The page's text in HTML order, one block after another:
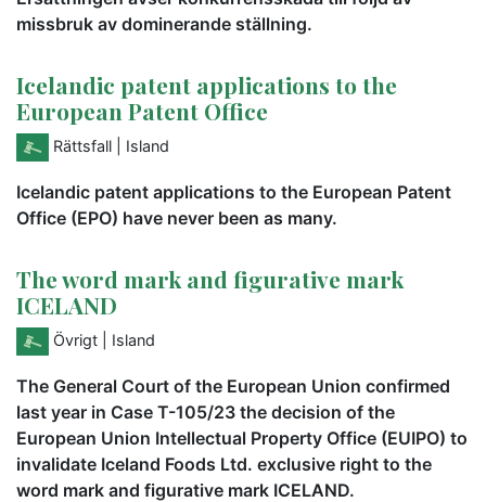
missbruk av dominerande ställning.
Icelandic patent applications to the
European Patent Office
Rättsfall | Island
Icelandic patent applications to the European Patent
Office (EPO) have never been as many.
The word mark and figurative mark
ICELAND
Övrigt | Island
The General Court of the European Union confirmed
last year in Case T-105/23 the decision of the
European Union Intellectual Property Office (EUIPO) to
invalidate Iceland Foods Ltd. exclusive right to the
word mark and figurative mark ICELAND.